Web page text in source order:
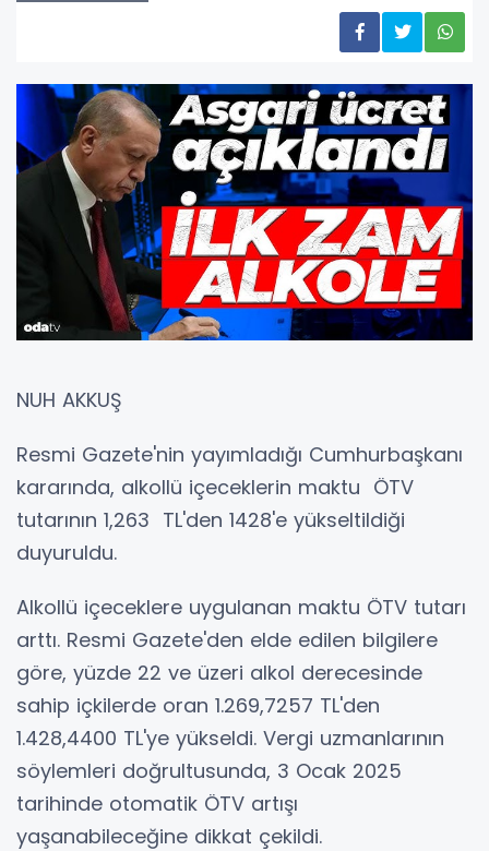
NUH AKKUŞ
Resmi Gazete'nin yayımladığı Cumhurbaşkanı
kararında, alkollü içeceklerin maktu ÖTV
tutarının 1,263 TL'den 1428'e yükseltildiği
duyuruldu.
Alkollü içeceklere uygulanan maktu ÖTV tutarı
arttı. Resmi Gazete'den elde edilen bilgilere
göre, yüzde 22 ve üzeri alkol derecesinde
sahip içkilerde oran 1.269,7257 TL'den
1.428,4400 TL'ye yükseldi. Vergi uzmanlarının
söylemleri doğrultusunda, 3 Ocak 2025
tarihinde otomatik ÖTV artışı
yaşanabileceğine dikkat çekildi.